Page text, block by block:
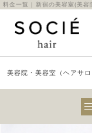
料金一覧 | 新宿の美容室(美容
美容院・美容室（ヘアサ